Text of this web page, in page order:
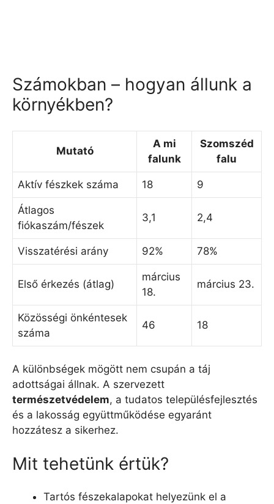
Számokban – hogyan állunk a
környékben?
Mutató
A mi
falunk
Szomszéd
falu
Aktív fészkek száma 18 9
Átlagos
fiókaszám/fészek
3,1 2,4
Visszatérési arány 92% 78%
Első érkezés (átlag)
március
18.
március 23.
Közösségi önkéntesek
száma
46 18
A különbségek mögött nem csupán a táj
adottságai állnak. A szervezett
természetvédelem, a tudatos településfejlesztés
és a lakosság együttműködése egyaránt
hozzátesz a sikerhez.
Mit tehetünk értük?
Tartós fészekalapokat helyezünk el a